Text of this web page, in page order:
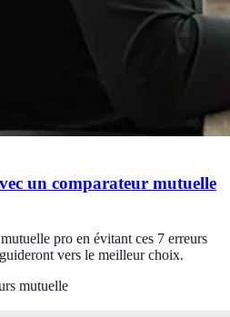
un comparateur mutuelle
pro en évitant ces 7 erreurs
vers le meilleur choix.
mutuelle